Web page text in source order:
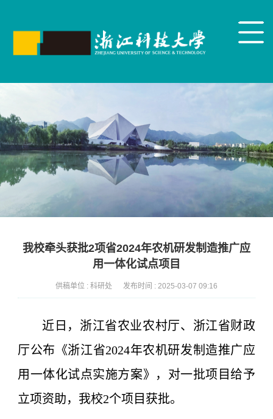
我校牵头获批2项省2024年农机研发制造推广应
用一体化试点项目
供稿单位 : 科研处 发布时间 : 2025-03-07 09:16
近日，浙江省农业农村厅、浙江省财政
厅公布《浙江省2024年农机研发制造推广应
用一体化试点实施方案》，对一批项目给予
立项资助，我校2个项目获批。